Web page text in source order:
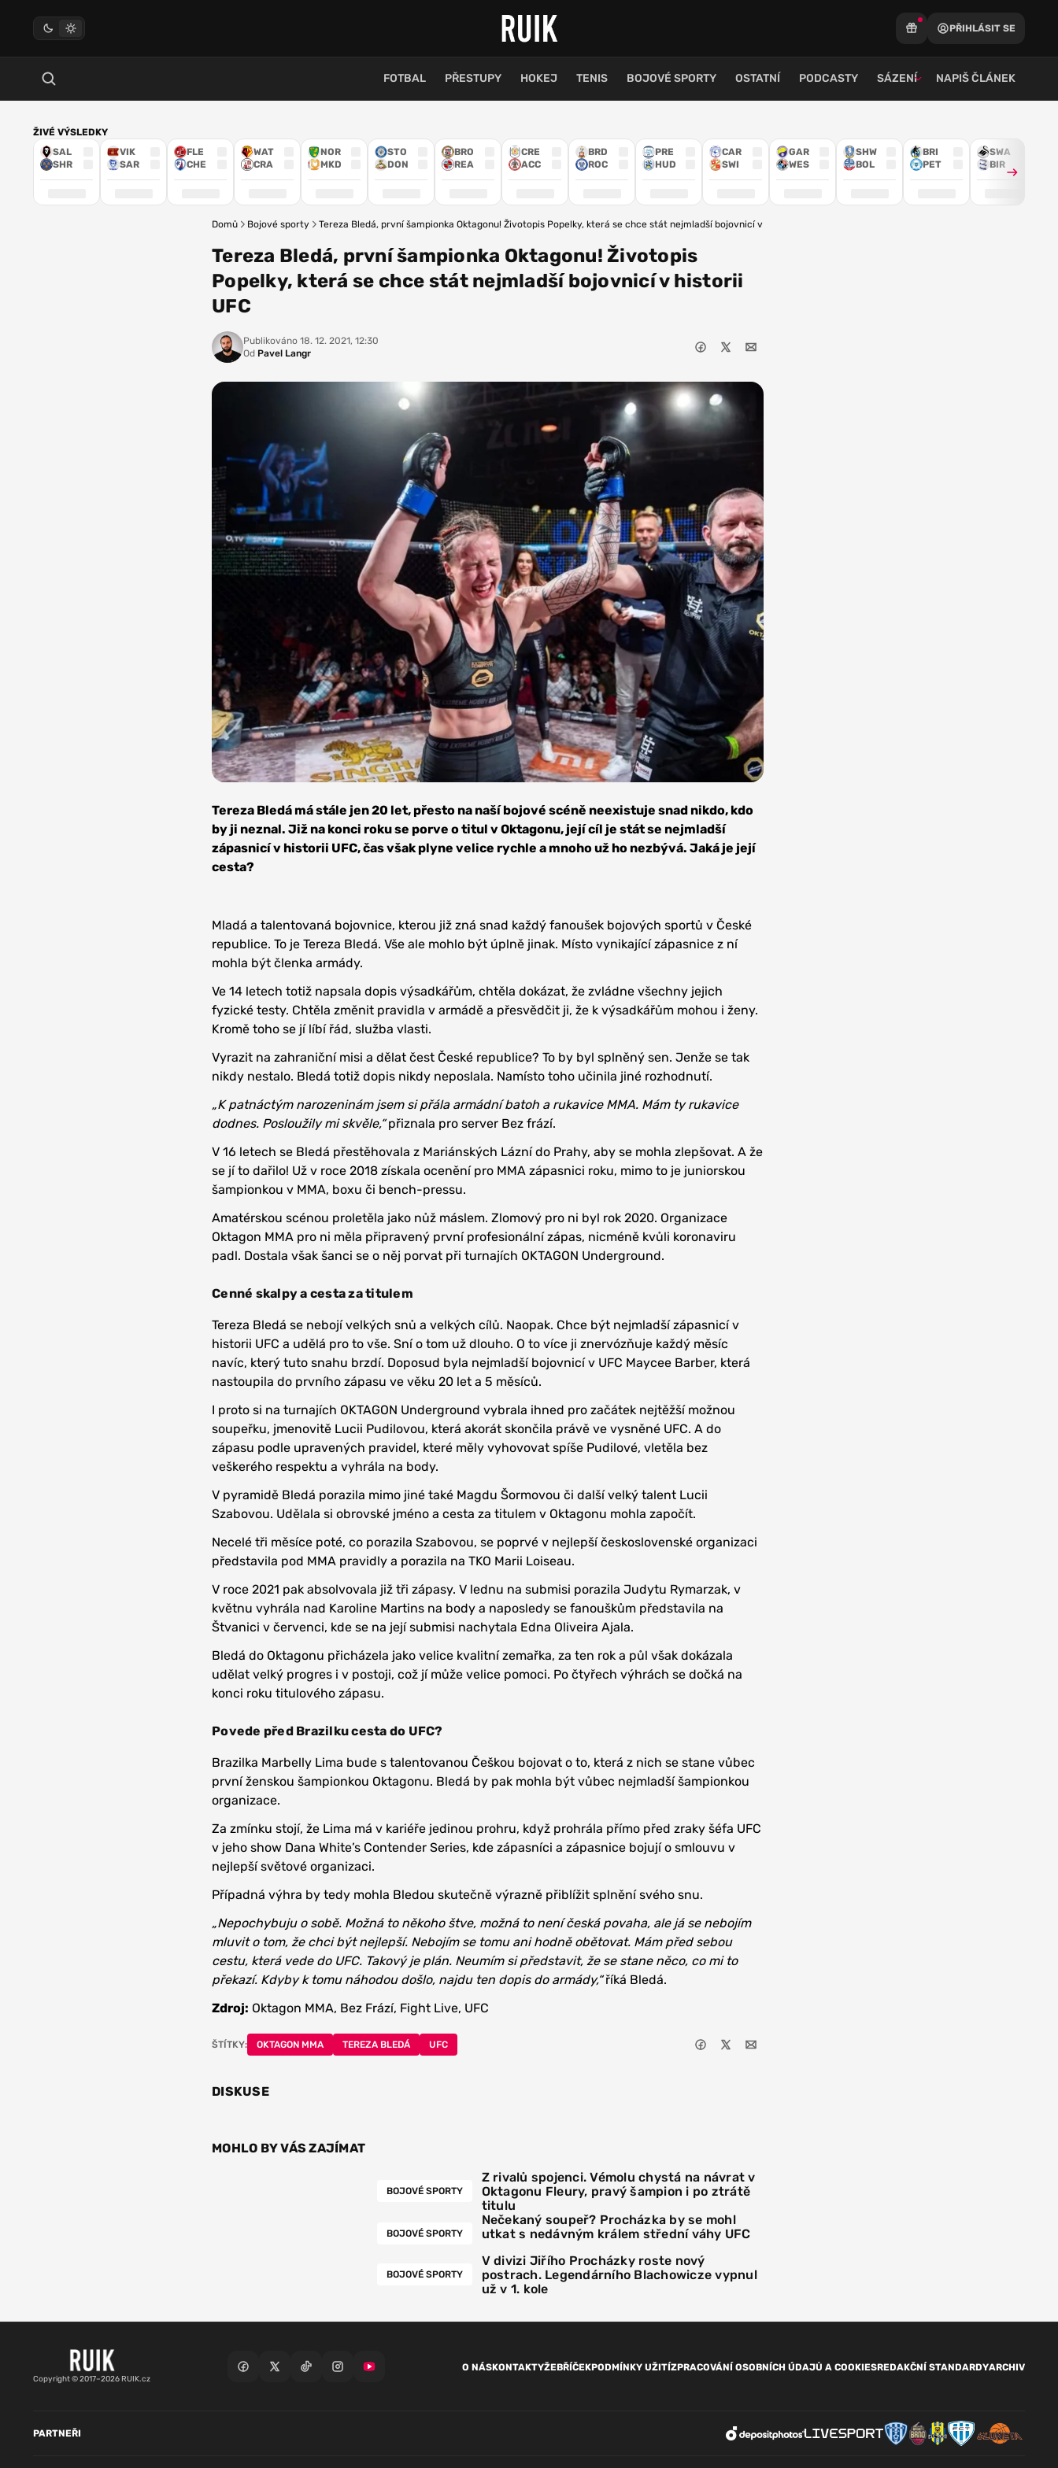
PŘIHLÁSIT SE
FOTBAL PŘESTUPY HOKEJ TENIS BOJOVÉ SPORTY OSTATNÍ PODCASTY SÁZENÍ NAPIŠ ČLÁNEK
ŽIVÉ VÝSLEDKY
SAL
SHR
VIK
SAR
FLE
CHE
WAT
CRA
NOR
MKD
STO
DON
BRO
REA
CRE
ACC
BRD
ROC
PRE
HUD
CAR
SWI
GAR
WES
SHW
BOL
BRI
PET
SWA
BIR
Domů Bojové sporty Tereza Bledá, první šampionka Oktagonu! Životopis Popelky, která se chce stát nejmladší bojovnicí v historii UFC
Tereza Bledá, první šampionka Oktagonu! Životopis
Popelky, která se chce stát nejmladší bojovnicí v historii
UFC
Publikováno 18. 12. 2021, 12:30
Od Pavel Langr
Oktagon
MMA
Tereza Bledá má stále jen 20 let, přesto na naší bojové scéně neexistuje snad nikdo, kdo
by ji neznal. Již na konci roku se porve o titul v Oktagonu, její cíl je stát se nejmladší
zápasnicí v historii UFC, čas však plyne velice rychle a mnoho už ho nezbývá. Jaká je její
cesta?
Mladá a talentovaná bojovnice, kterou již zná snad každý fanoušek bojových sportů v České
republice. To je Tereza Bledá. Vše ale mohlo být úplně jinak. Místo vynikající zápasnice z ní
mohla být členka armády.
Ve 14 letech totiž napsala dopis výsadkářům, chtěla dokázat, že zvládne všechny jejich
fyzické testy. Chtěla změnit pravidla v armádě a přesvědčit ji, že k výsadkářům mohou i ženy.
Kromě toho se jí líbí řád, služba vlasti.
Vyrazit na zahraniční misi a dělat čest České republice? To by byl splněný sen. Jenže se tak
nikdy nestalo. Bledá totiž dopis nikdy neposlala. Namísto toho učinila jiné rozhodnutí.
„K patnáctým narozeninám jsem si přála armádní batoh a rukavice MMA. Mám ty rukavice
dodnes. Posloužily mi skvěle,“přiznala pro server Bez frází.
V 16 letech se Bledá přestěhovala z Mariánských Lázní do Prahy, aby se mohla zlepšovat. A že
se jí to dařilo! Už v roce 2018 získala ocenění pro MMA zápasnici roku, mimo to je juniorskou
šampionkou v MMA, boxu či bench-pressu.
Amatérskou scénou proletěla jako nůž máslem. Zlomový pro ni byl rok 2020. Organizace
Oktagon MMA pro ni měla připravený první profesionální zápas, nicméně kvůli koronaviru
padl. Dostala však šanci se o něj porvat při turnajích OKTAGON Underground.
Cenné skalpy a cesta za titulem
Tereza Bledá se nebojí velkých snů a velkých cílů. Naopak. Chce být nejmladší zápasnicí v
historii UFC a udělá pro to vše. Sní o tom už dlouho. O to více ji znervózňuje každý měsíc
navíc, který tuto snahu brzdí. Doposud byla nejmladší bojovnicí v UFC Maycee Barber, která
nastoupila do prvního zápasu ve věku 20 let a 5 měsíců.
I proto si na turnajích OKTAGON Underground vybrala ihned pro začátek nejtěžší možnou
soupeřku, jmenovitě Lucii Pudilovou, která akorát skončila právě ve vysněné UFC. A do
zápasu podle upravených pravidel, které měly vyhovovat spíše Pudilové, vletěla bez
veškerého respektu a vyhrála na body.
V pyramidě Bledá porazila mimo jiné také Magdu Šormovou či další velký talent Lucii
Szabovou. Udělala si obrovské jméno a cesta za titulem v Oktagonu mohla započít.
Necelé tři měsíce poté, co porazila Szabovou, se poprvé v nejlepší československé organizaci
představila pod MMA pravidly a porazila na TKO Marii Loiseau.
V roce 2021 pak absolvovala již tři zápasy. V lednu na submisi porazila Judytu Rymarzak, v
květnu vyhrála nad Karoline Martins na body a naposledy se fanouškům představila na
Štvanici v červenci, kde se na její submisi nachytala Edna Oliveira Ajala.
Bledá do Oktagonu přicházela jako velice kvalitní zemařka, za ten rok a půl však dokázala
udělat velký progres i v postoji, což jí může velice pomoci. Po čtyřech výhrách se dočká na
konci roku titulového zápasu.
Povede před Brazilku cesta do UFC?
Brazilka Marbelly Lima bude s talentovanou Češkou bojovat o to, která z nich se stane vůbec
první ženskou šampionkou Oktagonu. Bledá by pak mohla být vůbec nejmladší šampionkou
organizace.
Za zmínku stojí, že Lima má v kariéře jedinou prohru, když prohrála přímo před zraky šéfa UFC
v jeho show Dana White’s Contender Series, kde zápasníci a zápasnice bojují o smlouvu v
nejlepší světové organizaci.
Případná výhra by tedy mohla Bledou skutečně výrazně přiblížit splnění svého snu.
„Nepochybuju o sobě. Možná to někoho štve, možná to není česká povaha, ale já se nebojím
mluvit o tom, že chci být nejlepší. Nebojím se tomu ani hodně obětovat. Mám před sebou
cestu, která vede do UFC. Takový je plán. Neumím si představit, že se stane něco, co mi to
překazí. Kdyby k tomu náhodou došlo, najdu ten dopis do armády,“říká Bledá.
Zdroj: Oktagon MMA, Bez Frází, Fight Live, UFC
ŠTÍTKY: OKTAGON MMA TEREZA BLEDÁ UFC
DISKUSE
MOHLO BY VÁS ZAJÍMAT
BOJOVÉ SPORTY
Z rivalů spojenci. Vémolu chystá na návrat v
Oktagonu Fleury, pravý šampion i po ztrátě
titulu
BOJOVÉ SPORTY
Nečekaný soupeř? Procházka by se mohl
utkat s nedávným králem střední váhy UFC
BOJOVÉ SPORTY
V divizi Jiřího Procházky roste nový
postrach. Legendárního Blachowicze vypnul
už v 1. kole
Copyright © 2017–2026 RUIK.cz
O NÁSKONTAKTYŽEBŘÍČEKPODMÍNKY UŽITÍZPRACOVÁNÍ OSOBNÍCH ÚDAJŮ A COOKIESREDAKČNÍ STANDARDYARCHIV
PARTNEŘI